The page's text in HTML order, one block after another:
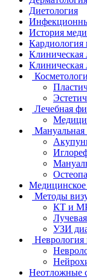
Диетология
История
Кардиология
Клиническая
Клиническая
Лечебная
Мануальная
Медицинское
Методы
КТ и
УЗИ
Неврология
Неотложные